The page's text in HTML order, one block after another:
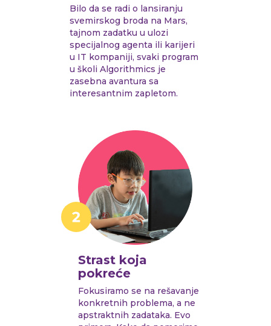
Bilo da se radi o lansiranju
svemirskog broda na Mars,
tajnom zadatku u ulozi
specijalnog agenta ili karijeri
u IT kompaniji, svaki program
u školi Algorithmics je
zasebna avantura sa
interesantnim zapletom.
Strast koja
pokreće
Fokusiramo se na rešavanje
konkretnih problema, a ne
apstraktnih zadataka. Evo